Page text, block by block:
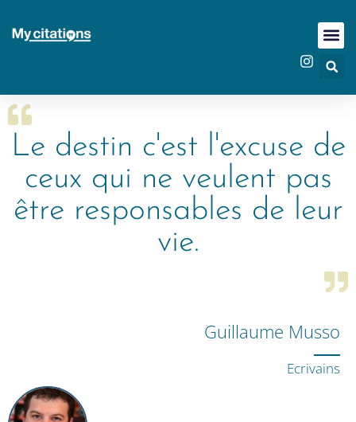
Le destin c'est l'excuse de
ceux qui ne veulent pas
être responsables de leur
vie.
Guillaume Musso
Ecrivains